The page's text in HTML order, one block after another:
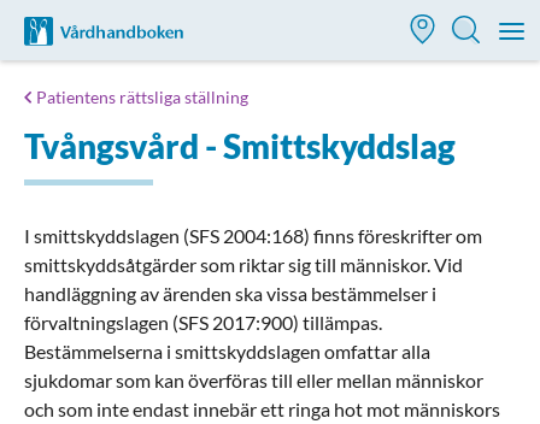
Till startsidan för Vårdhandboken
Patientens rättsliga ställning
Tvångsvård - Smittskyddslag
I smittskyddslagen (SFS 2004:168) finns föreskrifter om
smittskyddsåtgärder som riktar sig till människor. Vid
handläggning av ärenden ska vissa bestämmelser i
förvaltningslagen (SFS 2017:900) tillämpas.
Bestämmelserna i smittskyddslagen omfattar alla
sjukdomar som kan överföras till eller mellan människor
och som inte endast innebär ett ringa hot mot människors